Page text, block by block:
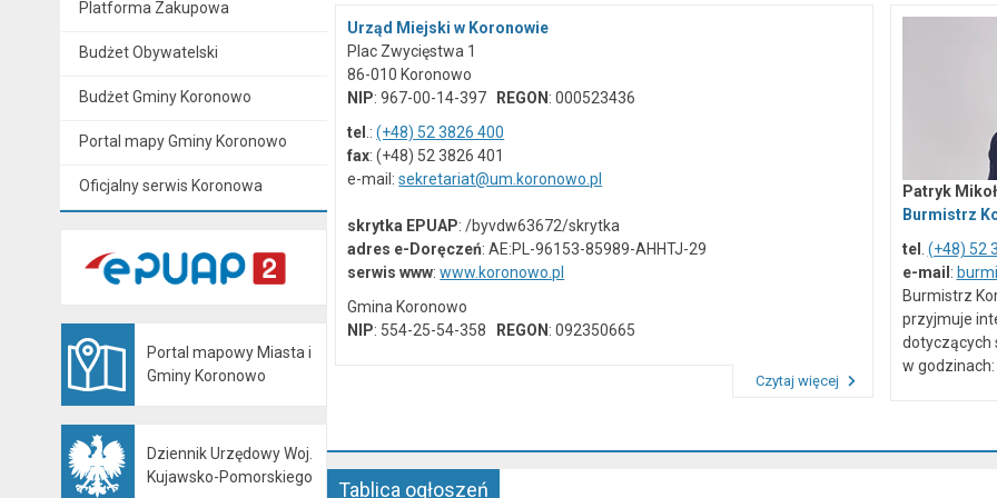
Platforma Zakupowa
Budżet Obywatelski
Budżet Gminy Koronowo
Portal mapy Gminy Koronowo
Oficjalny serwis Koronowa
Portal mapowy Miasta i
Gminy Koronowo
Dziennik Urzędowy Woj.
Kujawsko-Pomorskiego
Urząd Miejski w Koronowie
Plac Zwycięstwa 1
86-010 Koronowo
NIP: 967-00-14-397 REGON : 000523436
tel .:(+48) 52 3826 400
fax: (+48) 52 3826 401
e-mail:sekretariat@um.koronowo.pl
skrytka EPUAP: /byvdw63672/skrytka
adres e-Doręczeń: AE:PL-96153-85989-AHHTJ-29
serwis www:www.koronowo.pl
Gmina Koronowo
NIP: 554-25-54-358 REGON : 092350665
Czytaj więcej
Patryk
Burmistrz
tel
(+48) 52
e-mail :
Burmistrz
przyjmuje
dotyczących
w godzinach:
Tablica ogłoszeń